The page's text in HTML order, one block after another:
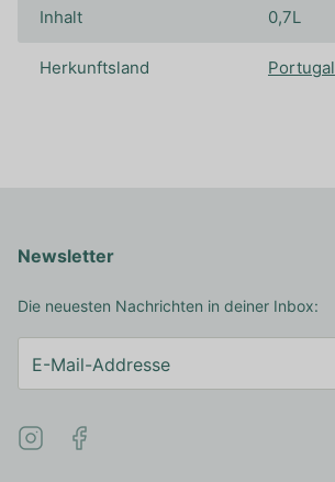
Inhalt 0,7L
Herkunftsland Portugal
Newsletter
Die neuesten Nachrichten in deiner Inbox: